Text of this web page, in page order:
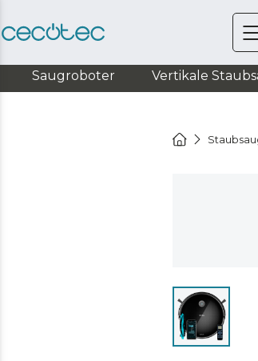
Saugroboter Vertikale